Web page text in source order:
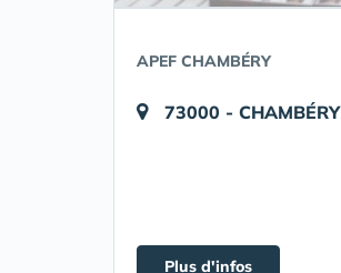
APEF CHAMBÉRY
73000 - CHAMBÉRY
Plus d'infos